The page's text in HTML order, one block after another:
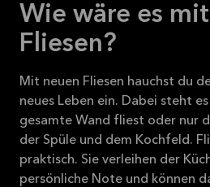
Wie wäre es
Fliesen?
Mit neuen Fliesen hauchst du
neues Leben ein. Dabei steht
gesamte Wand fliest oder nur
der Spüle und dem Kochfeld.
praktisch. Sie verleihen der
persönliche Note und können